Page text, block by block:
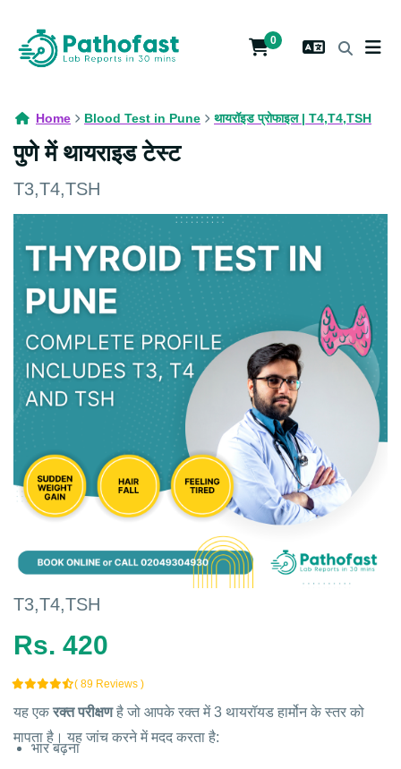
0
Home Blood Test in Pune थायरॉइड प्रोफाइल | T4,T4,TSH
पुणे में थायराइड टेस्ट
T3,T4,TSH
T3,T4,TSH
Rs. 420
( 89 Reviews )
यह एकरक्त परीक्षणहै जो आपके रक्त में 3 थायरॉयड हार्मोन के स्तर को
मापता है। यह जांच करने में मदद करता है:
भार बढ़ना